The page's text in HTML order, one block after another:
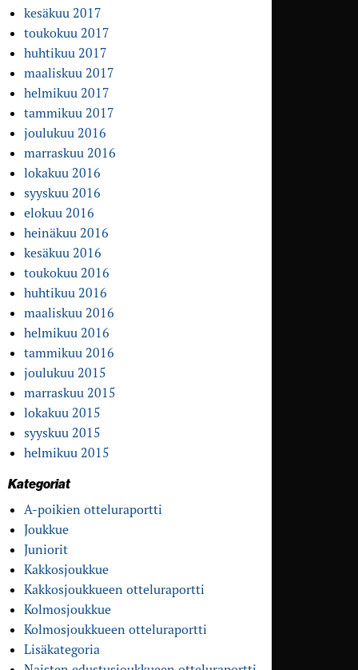
kesäkuu 2017
toukokuu 2017
huhtikuu 2017
maaliskuu 2017
helmikuu 2017
tammikuu 2017
joulukuu 2016
marraskuu 2016
lokakuu 2016
syyskuu 2016
elokuu 2016
heinäkuu 2016
kesäkuu 2016
toukokuu 2016
huhtikuu 2016
maaliskuu 2016
helmikuu 2016
tammikuu 2016
joulukuu 2015
marraskuu 2015
lokakuu 2015
syyskuu 2015
helmikuu 2015
Kategoriat
A-poikien otteluraportti
Joukkue
Juniorit
Kakkosjoukkue
Kakkosjoukkueen otteluraportti
Kolmosjoukkue
Kolmosjoukkueen otteluraportti
Lisäkategoria